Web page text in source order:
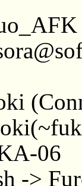
06
->